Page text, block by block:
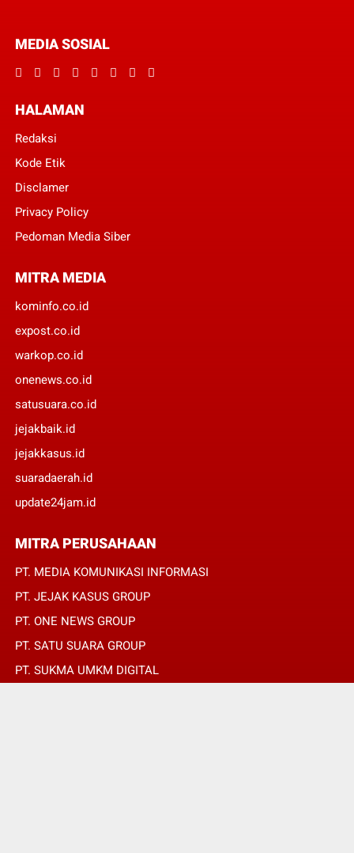
MEDIA SOSIAL
HALAMAN
Redaksi
Kode Etik
Disclamer
Privacy Policy
Pedoman Media Siber
MITRA MEDIA
kominfo.co.id
expost.co.id
warkop.co.id
onenews.co.id
satusuara.co.id
jejakbaik.id
jejakkasus.id
suaradaerah.id
update24jam.id
MITRA PERUSAHAAN
PT. MEDIA KOMUNIKASI INFORMASI
PT. JEJAK KASUS GROUP
PT. ONE NEWS GROUP
PT. SATU SUARA GROUP
PT. SUKMA UMKM DIGITAL